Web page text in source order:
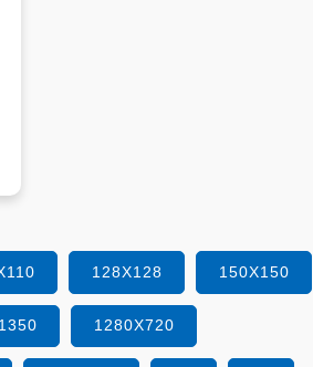
128X128 150X150
1280X720